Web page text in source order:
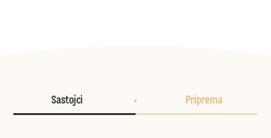
Sastojci Priprema